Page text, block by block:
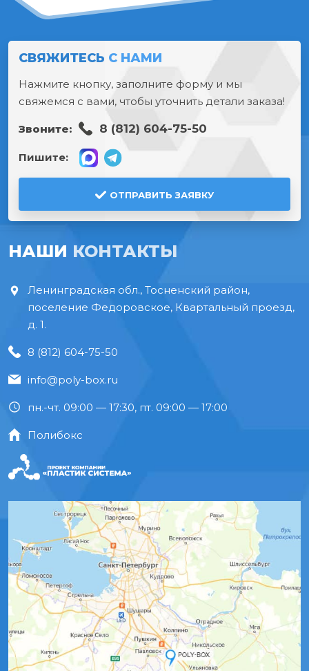
СВЯЖИТЕСЬ С НАМИ
Нажмите кнопку, заполните форму и мы
свяжемся с вами, чтобы уточнить детали заказа!
Звоните: 8 (812) 604-75-50
Пишите:
ОТПРАВИТЬ ЗАЯВКУ
НАШИ КОНТАКТЫ
Ленинградская обл., Тосненский район,
поселение Федоровское, Квартальный проезд,
д. 1.
8 (812) 604-75-50
info@poly-box.ru
пн.-чт. 09:00 — 17:30, пт. 09:00 — 17:00
Полибокс